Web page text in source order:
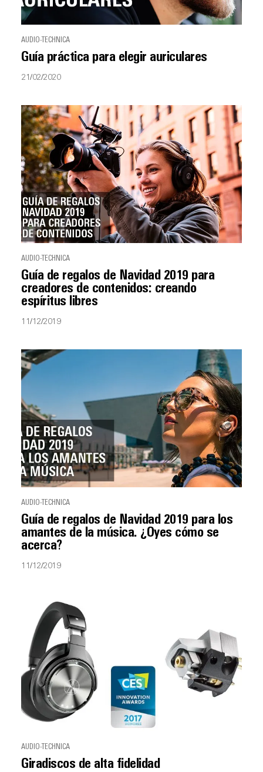
AUDIO-TECHNICA
Guía práctica para elegir auriculares
21/02/2020
AUDIO-TECHNICA
Guía de regalos de Navidad 2019 para
creadores de contenidos: creando
espíritus libres
11/12/2019
AUDIO-TECHNICA
Guía de regalos de Navidad 2019 para los
amantes de la música. ¿Oyes cómo se
acerca?
11/12/2019
AUDIO-TECHNICA
Giradiscos de alta fidelidad